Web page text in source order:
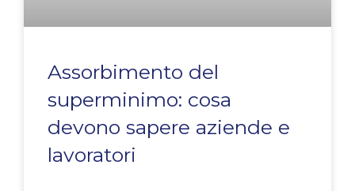
Assorbimento del
superminimo: cosa
devono sapere aziende e
lavoratori